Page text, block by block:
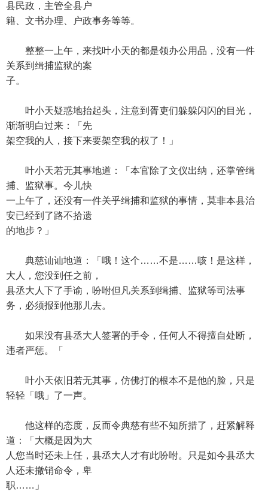
县民政，主管全县户
籍、文书办理、户政事务等等。
整整一上午，来找叶小天的都是领办公用品，没有一件
关系到缉捕监狱的案
子。
叶小天疑惑地抬起头，注意到胥吏们躲躲闪闪的目光，
渐渐明白过来：「先
架空我的人，接下来要架空我的权了！」
叶小天若无其事地道：「本官除了文仪出纳，还掌管缉
捕、监狱事。今儿快
一上午了，还没有一件关乎缉捕和监狱的事情，莫非本县治
安已经到了路不拾遗
的地步？」
典慈讪讪地道：「哦！这个……不是……咳！是这样，
大人，您没到任之前，
县丞大人下了手谕，吩咐但凡关系到缉捕、监狱等司法事
务，必须报到他那儿去。
如果没有县丞大人签署的手令，任何人不得擅自处断，
违者严惩。「
叶小天依旧若无其事，仿佛打的根本不是他的脸，只是
轻轻「哦」了一声。
他这样的态度，反而令典慈有些不知所措了，赶紧解释
道：「大概是因为大
人您当时还未上任，县丞大人才有此吩咐。只是如今县丞大
人还未撤销命令，卑
职……」